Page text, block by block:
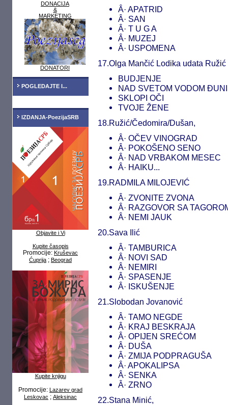
DONACIJA
&
MARKETING
DONATORI
POGLEDAJTE I...
IZDANJA-PoezijaSRB
Objavite i Vi
Kupite časopis
Promocije: Kruševac
Ćuprija ; Beograd
Kupite knjigu
Promocije: Lazarev grad
Leskovac ; Aleksinac
Â· APATRID
Â· SAN
Â· T U G A
Â· MUZEJ
Â· USPOMENA
17.Olga Mančić Lodika udata Ružić
BUDJENJE
NAD SVETOM VODOM
SKLOPI OČI
TVOJE ŽENE
18.Ružić/Čedomira/Dušan,
Â· OČEV VINOGRAD
Â· POKOŠENO SENO
Â· NAD VRBAKOM MESEC
Â· HAIKU...
19.RADMILA MILOJEVIĆ
Â· ZVONITE ZVONA
Â· RAZGOVOR SA
Â· NEMI JAUK
20.Sava Ilić
Â· TAMBURICA
Â· NOVI SAD
Â· NEMIRI
Â· SPASENJE
Â· ISKUŠENJE
21.Slobodan Jovanović
Â· TAMO NEGDE
Â· KRAJ BESKRAJA
Â· OPIJEN SREĆOM
Â· DUŠA
Â· ZMIJA PODPRAGUŠA
Â· APOKALIPSA
Â· SENKA
Â· ZRNO
22.Stana Minić,